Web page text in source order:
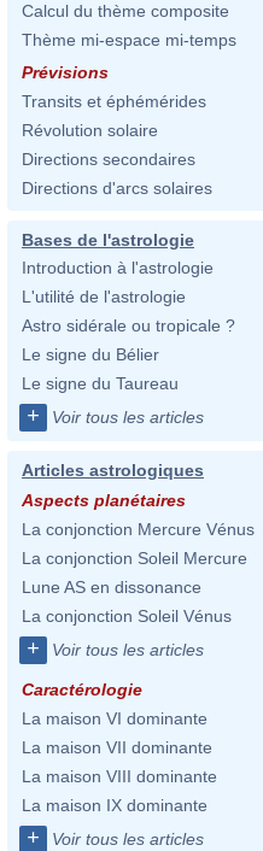
Calcul du thème composite
Thème mi-espace mi-temps
Prévisions
Transits et éphémérides
Révolution solaire
Directions secondaires
Directions d'arcs solaires
Bases de l'astrologie
Introduction à l'astrologie
L'utilité de l'astrologie
Astro sidérale ou tropicale ?
Le signe du Bélier
Le signe du Taureau
+ Voir tous les articles
Articles astrologiques
Aspects planétaires
La conjonction Mercure Vénus
La conjonction Soleil Mercure
Lune AS en dissonance
La conjonction Soleil Vénus
+ Voir tous les articles
Caractérologie
La maison VI dominante
La maison VII dominante
La maison VIII dominante
La maison IX dominante
+ Voir tous les articles